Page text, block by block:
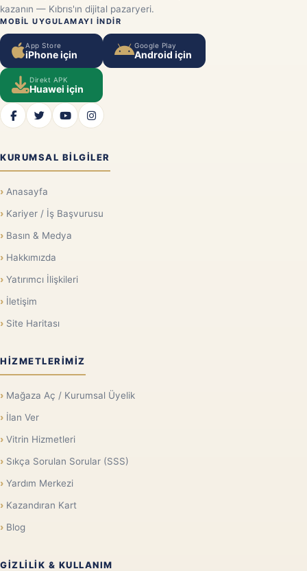
kazanın — Kıbrıs'ın dijital pazaryeri.
MOBIL UYGULAMAYI INDIR
App Store
iPhone için
Google Play
Android için
Direkt APK
Huawei için
KURUMSAL BILGILER
Anasayfa
Kariyer / İş Başvurusu
Basın & Medya
Hakkımızda
Yatırımcı İlişkileri
İletişim
Site Haritası
HIZMETLERIMIZ
Mağaza Aç / Kurumsal Üyelik
İlan Ver
Vitrin Hizmetleri
Sıkça Sorulan Sorular (SSS)
Yardım Merkezi
Kazandıran Kart
Blog
GIZLILIK & KULLANIM